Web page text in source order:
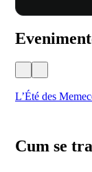
L’Été des
Cum se